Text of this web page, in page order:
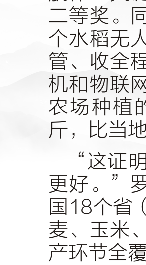
二等奖。
个水稻无
管、收全
机和物联
农场种植
斤，比当
“这证
更好。”
国18个省
麦、玉米
产环节全覆